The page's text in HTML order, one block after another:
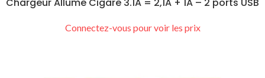
Connectez-vous pour voir les prix